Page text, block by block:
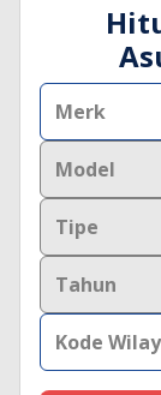
Merk
Model
Tipe
Tahun
Kode